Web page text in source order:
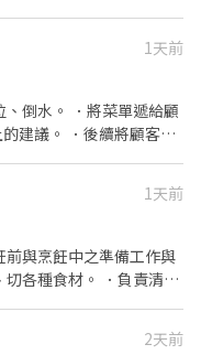
中秋禮品、油資津貼、
1天前
倒水。 ．將菜單遞給顧
建議。 ．後續將顧客點
任廚師的助手，處理烹飪
。 ．負責洗、剝、削、
餐具。 ．準備不同餐點
量。 ．負責擺盤、打包
1天前
與烹飪中之準備工作與
各種食材。 ．負責清理
2天前